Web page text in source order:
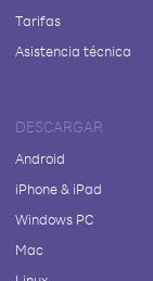
Tarifas
Asistencia técnica
DESCARGAR
Android
iPhone & iPad
Windows PC
Mac